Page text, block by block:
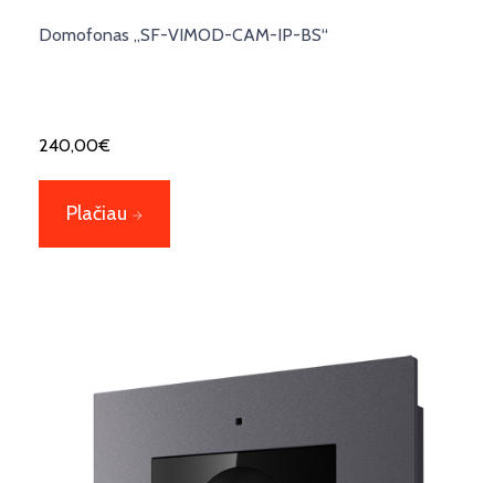
Domofonas „SF-VIMOD-CAM-IP-BS“
240,00€
Plačiau